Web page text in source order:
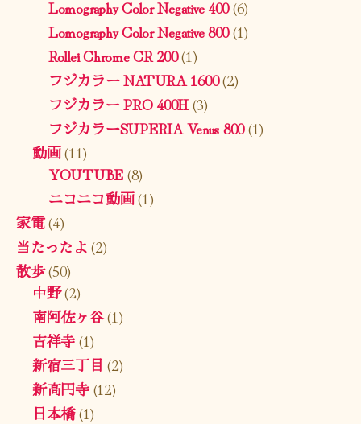
Lomography Color Negative 400(6)
Lomography Color Negative 800(1)
Rollei Chrome CR 200(1)
フジカラー NATURA 1600(2)
フジカラー PRO 400H(3)
フジカラーSUPERIA Venus 800(1)
動画(11)
YOUTUBE(8)
ニコニコ動画(1)
家電(4)
当たったよ(2)
散歩(50)
中野(2)
南阿佐ヶ谷(1)
吉祥寺(1)
新宿三丁目 (2)
新高円寺(12)
日本橋(1)